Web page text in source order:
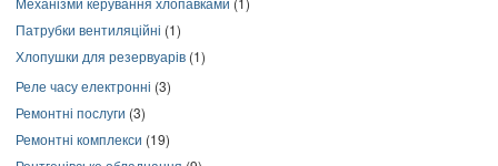
Патрубки вентиляційні (1)
Хлопушки для резервуарів (1)
Реле часу електронні (3)
Ремонтні послуги (3)
Ремонтні комплекси (19)